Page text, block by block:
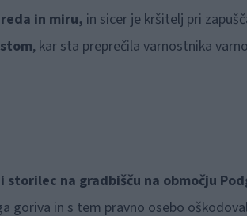
in miru, in sicer je kršitelj pri
, kar sta preprečila varnostnika
storilec na gradbišču na območju
in s tem pravno osebo